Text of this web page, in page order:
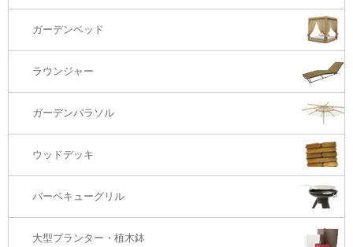
コーヒーテーブル
カウンター・バーテーブル
カウンター・バーチェアー
3Sソファ
オットマン・スツール
ガーデンベッド
ラウンジャー
ガーデンパラソル
ウッドデッキ
バーベキューグリル
大型プランター・植木鉢